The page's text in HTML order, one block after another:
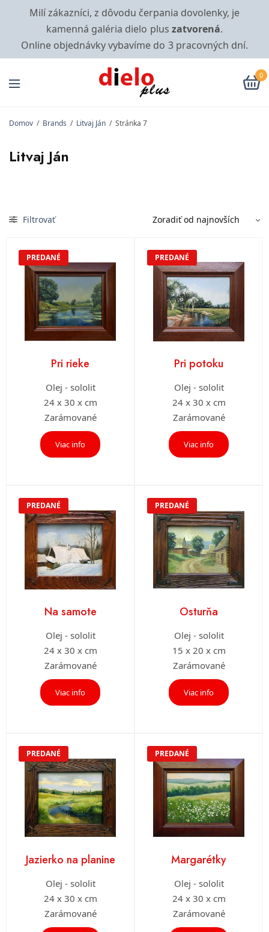
Milí zákazníci, z dôvodu čerpania dovolenky, je
kamenná galéria dielo plus zatvorená.
Online objednávky vybavíme do 3 pracovných dní.
0
Domov / Brands / Litvaj Ján / Stránka 7
Litvaj Ján
Filtrovať
PREDANÉ
Pri rieke
Olej - sololit
24 x 30 x cm
Zarámované
Viac info
PREDANÉ
Pri potoku
Olej - sololit
24 x 30 x cm
Zarámované
Viac info
PREDANÉ
Na samote
Olej - sololit
24 x 30 x cm
Zarámované
Viac info
PREDANÉ
Osturňa
Olej - sololit
15 x 20 x cm
Zarámované
Viac info
PREDANÉ
Jazierko na planine
Olej - sololit
24 x 30 x cm
Zarámované
PREDANÉ
Margarétky
Olej - sololit
24 x 30 x cm
Zarámované